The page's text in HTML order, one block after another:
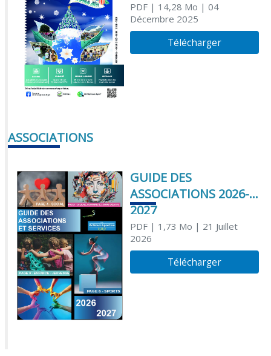
PDF| 14,28 Mo | 04
Décembre 2025
Télécharger
ASSOCIATIONS
GUIDE DES
ASSOCIATIONS 2026-
2027
PDF| 1,73 Mo | 21 Juillet
2026
Télécharger